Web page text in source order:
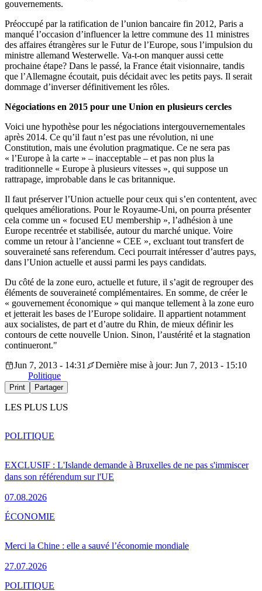
gouvernements.
Préoccupé par la ratification de l’union bancaire fin 2012, Paris a
manqué l’occasion d’influencer la lettre commune des 11 ministres
des affaires étrangères sur le Futur de l’Europe, sous l’impulsion du
ministre allemand Westerwelle. Va-t-on manquer aussi cette
prochaine étape? Dans le passé, la France était visionnaire, tandis
que l’Allemagne écoutait, puis décidait avec les petits pays. Il serait
dommage d’inverser définitivement les rôles.
Négociations en 2015 pour une Union en plusieurs cercles
Voici une hypothèse pour les négociations intergouvernementales
après 2014. Ce qu’il faut n’est pas une révolution, ni une
Constitution, mais une évolution pragmatique. Ce ne sera pas
« l’Europe à la carte » – inacceptable – et pas non plus la
traditionnelle « Europe à plusieurs vitesses », qui suppose un
rattrapage, improbable dans le cas britannique.
Il faut préserver l’Union actuelle pour ceux qui s’en contentent, avec
quelques améliorations. Pour le Royaume-Uni, on pourra présenter
cela comme un « focused EU membership », l’adhésion à une
Europe recentrée et stabilisée, autour du marché unique. Voire
comme un retour à l’ancienne « CEE », excluant tout transfert de
souveraineté sans referendum. Ceci pourrait intéresser d’autres pays,
dans l’Union actuelle et aussi parmi les pays candidats.
Du côté de la zone euro, actuelle et future, il s’agit de regrouper des
éléments de souveraineté complémentaires. En somme, de créer le
« gouvernement économique » qui manque tellement à la zone euro
et jetterait les bases de l’Europe solidaire. Il appartient notamment
aux socialistes, de part et d’autre du Rhin, de mieux définir les
contours de cette nouvelle Union. Sinon, l’austérité et la stagnation
continueront."
Jun 7, 2013 - 14:31
Dernière mise à jour: Jun 7, 2013 - 15:10
Politique
Print Partager
LES PLUS LUS
EXCLUSIF : L'Islande demande à Bruxelles de ne pas s'immiscer
dans son référendum sur l'UE
07.08.2026
POLITIQUE
Merci la Chine : elle a sauvé l’économie mondiale
27.07.2026
ÉCONOMIE
POLITIQUE